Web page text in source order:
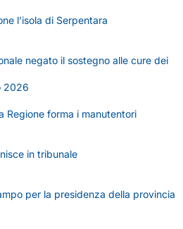
l’isola di Serpentara
negato il sostegno alle cure dei
2026
Regione forma i manutentori
in tribunale
per la presidenza della provincia